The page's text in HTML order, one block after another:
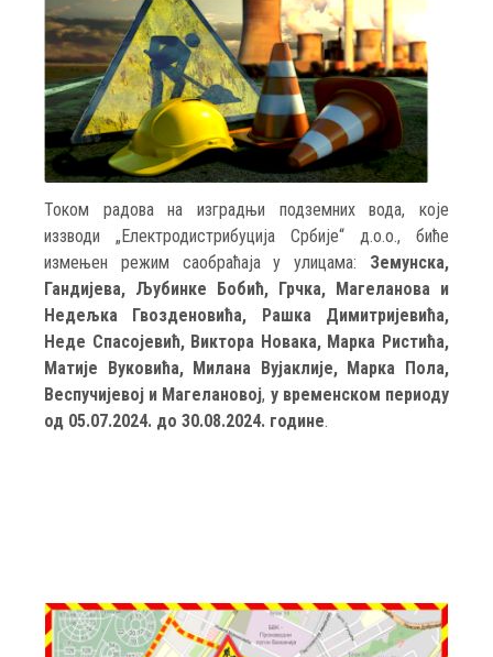
Током радова на изградњи подземних вода, које
иззводи „Електродистрибуција Србије“ д.о.о., биће
измењен режим саобраћаја у улицама: Земунска,
Гандијева, Љубинке Бобић, Грчка, Магеланова и
Недељка Гвозденовића, Рашка Димитријевића,
Неде Спасојевић, Виктора Новака, Марка Ристића,
Матије Вуковића, Милана Вујаклије, Марка Пола,
Веспучијевој и Магелановој, у временском периоду
од 05.07.2024. до 30.08.2024. године.